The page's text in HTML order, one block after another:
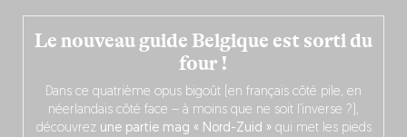
Le nouveau guide Belgique est sorti du
four !
Dans ce quatrième opus bigoût (en français côté pile, en
néerlandais côté face – à moins que ne soit l’inverse ?),
découvrez une partie mag « Nord-Zuid » qui met les pieds